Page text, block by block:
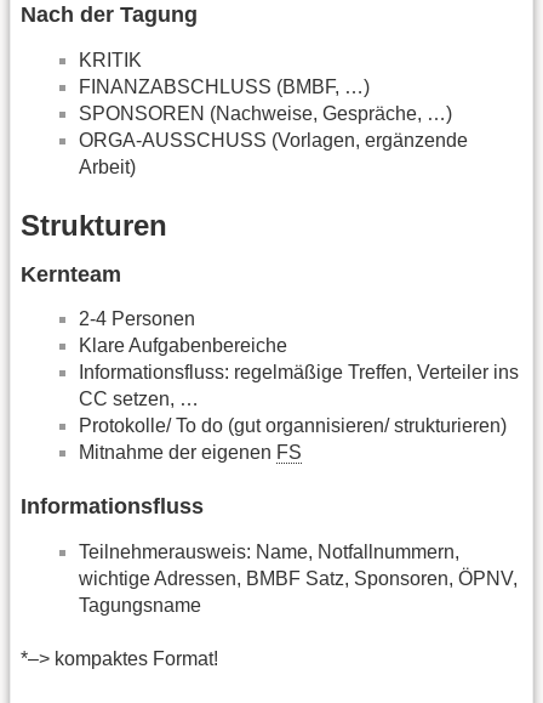
Nach der Tagung
KRITIK
FINANZABSCHLUSS (BMBF, …)
SPONSOREN (Nachweise, Gespräche, …)
ORGA-AUSSCHUSS (Vorlagen, ergänzende
Arbeit)
Strukturen
Kernteam
2-4 Personen
Klare Aufgabenbereiche
Informationsfluss: regelmäßige Treffen, Verteiler ins
CC setzen, …
Protokolle/ To do (gut organnisieren/ strukturieren)
Mitnahme der eigenen FS
Informationsfluss
Teilnehmerausweis: Name, Notfallnummern,
wichtige Adressen, BMBF Satz, Sponsoren, ÖPNV,
Tagungsname
*–> kompaktes Format!